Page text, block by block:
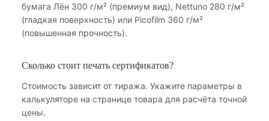
бумага Лён 300 г/м² (премиум вид), Nettuno 280 г/м²
(гладкая поверхность) или Picofilm 360 г/м²
(повышенная прочность).
Сколько стоит печать сертификатов?
Стоимость зависит от тиража. Укажите параметры в
калькуляторе на странице товара для расчёта точной
цены.